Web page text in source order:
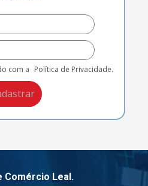
com a Política de Privacidade.
Comércio Leal.